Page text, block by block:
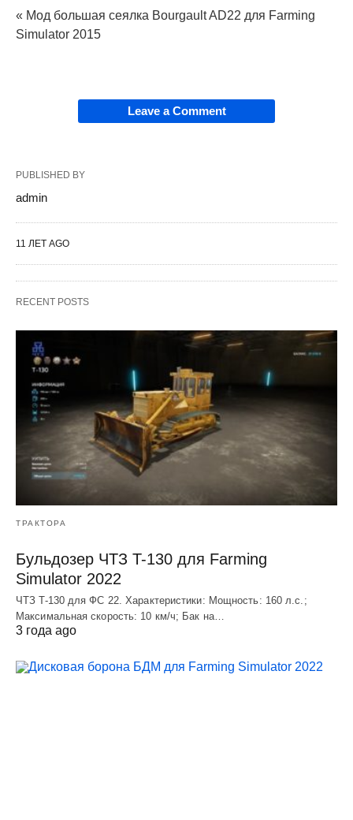
« Мод большая сеялка Bourgault AD22 для Farming
Simulator 2015
Leave a Comment
PUBLISHED BY
admin
11 ЛЕТ AGO
RECENT POSTS
ТРАКТОРА
Бульдозер ЧТЗ T-130 для Farming
Simulator 2022
ЧТЗ T-130 для ФС 22. Характеристики: Мощноcть: 160 л.c.;
Макcимальная cкороcть: 10 км/ч; Бак на…
3 года ago